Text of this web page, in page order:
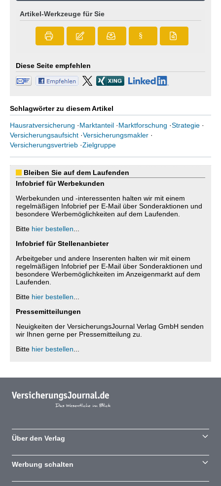
Artikel-Werkzeuge für Sie
§
Diese Seite empfehlen
Schlagwörter zu diesem Artikel
Hausratversicherung ·Marktanteil ·Marktforschung ·Strategie ·
Versicherungsaufsicht ·Versicherungsmakler ·
Versicherungsvertrieb ·Zielgruppe
Bleiben Sie auf dem Laufenden
Infobrief für Werbekunden
Werbekunden und -interessenten halten wir mit einem
regelmäßigen Infobrief per E-Mail über Sonderaktionen und
besondere Werbemöglichkeiten auf dem Laufenden.
Bitte hier bestellen
Infobrief für Stellenanbieter
Arbeitgeber und andere Inserenten halten wir mit einem
regelmäßigen Infobrief per E-Mail über Sonderaktionen und
besondere Werbemöglichkeiten im Anzeigenmarkt auf dem
Laufenden.
Bitte hier bestellen
Pressemitteilungen
Neuigkeiten der VersicherungsJournal Verlag GmbH senden
wir Ihnen gerne per Pressemitteilung zu.
Bitte hier bestellen
Über den Verlag
Werbung schalten